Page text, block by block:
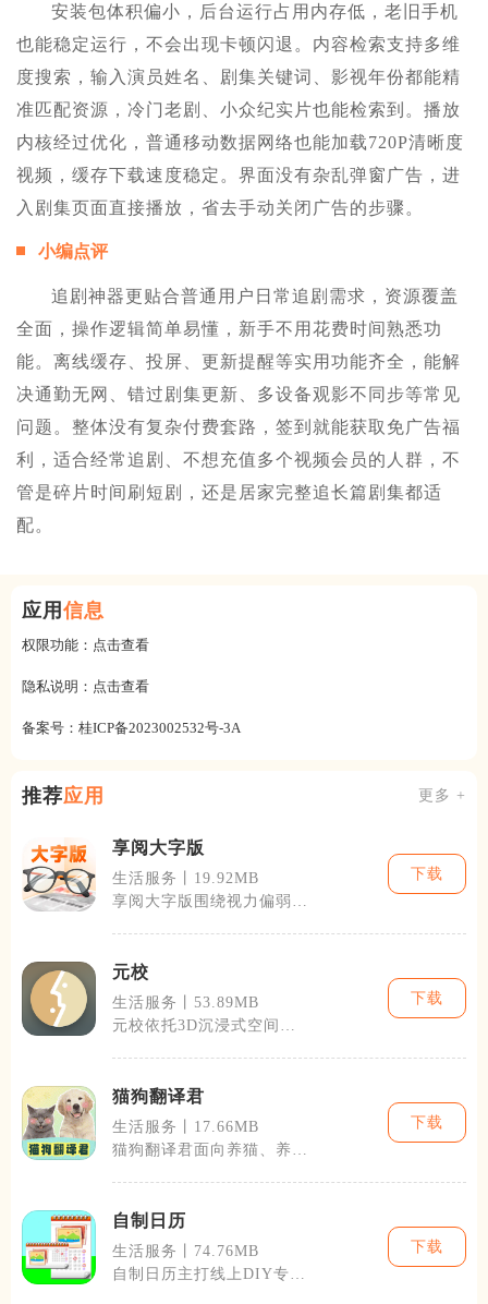
安装包体积偏小，后台运行占用内存低，老旧手机
也能稳定运行，不会出现卡顿闪退。内容检索支持多维
度搜索，输入演员姓名、剧集关键词、影视年份都能精
准匹配资源，冷门老剧、小众纪实片也能检索到。播放
内核经过优化，普通移动数据网络也能加载720P清晰度
视频，缓存下载速度稳定。界面没有杂乱弹窗广告，进
入剧集页面直接播放，省去手动关闭广告的步骤。
小编点评
追剧神器更贴合普通用户日常追剧需求，资源覆盖
全面，操作逻辑简单易懂，新手不用花费时间熟悉功
能。离线缓存、投屏、更新提醒等实用功能齐全，能解
决通勤无网、错过剧集更新、多设备观影不同步等常见
问题。整体没有复杂付费套路，签到就能获取免广告福
利，适合经常追剧、不想充值多个视频会员的人群，不
管是碎片时间刷短剧，还是居家完整追长篇剧集都适
配。
应用 信息
权限功能： 点击查看
隐私说明： 点击查看
备案号： 桂ICP备2023002532号-3A
推荐应用 更多 +
享阅大字版
生活服务丨19.92MB
享阅大字版围绕视力偏弱的
下载
元校
生活服务丨53.89MB
元校依托3D沉浸式空间与
下载
猫狗翻译君
生活服务丨17.66MB
猫狗翻译君面向养猫、养狗
下载
自制日历
生活服务丨74.76MB
自制日历主打线上DIY专属
下载